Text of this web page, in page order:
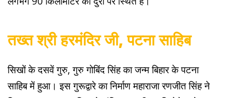
तख्त श्री हरमंदिर जी, पटना साहिब
सिखों के दसवें गुरु, गुरु गोबिंद सिंह का जन्म बिहार के पटना
साहिब में हुआ। इस गुरूद्वारे का निर्माण महाराजा रणजीत सिंह ने